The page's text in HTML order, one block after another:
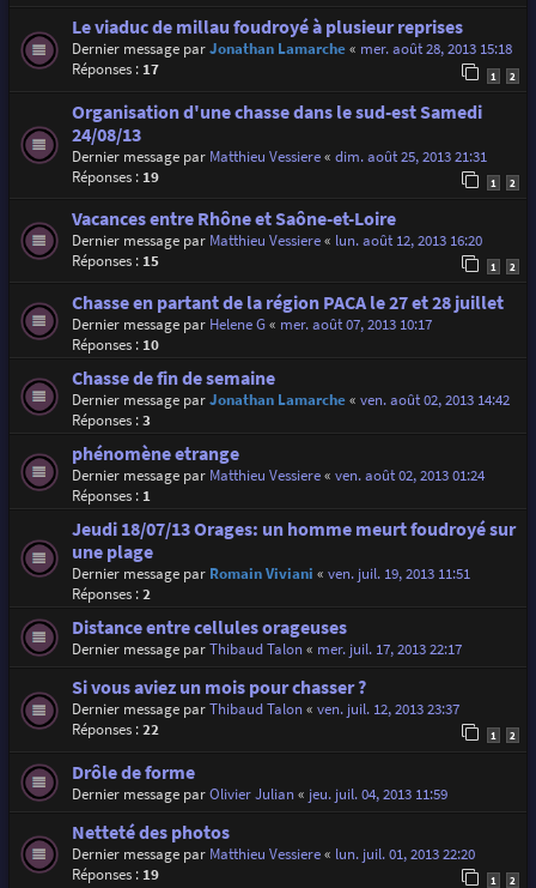
Le viaduc de millau foudroyé à plusieur reprises
Dernier message parJonathan Lamarche« mer. août 28, 2013 15:18
Réponses : 17 1 2
Organisation d'une chasse dans le sud-est Samedi
24/08/13
Dernier message par Matthieu Vessiere« dim. août 25, 2013 21:31
Réponses : 19 1 2
Vacances entre Rhône et Saône-et-Loire
Dernier message par Matthieu Vessiere« lun. août 12, 2013 16:20
Réponses : 15 1 2
Chasse en partant de la région PACA le 27 et 28 juillet
Dernier message par Helene G« mer. août 07, 2013 10:17
Réponses : 10
Chasse de fin de semaine
Dernier message parJonathan Lamarche« ven. août 02, 2013 14:42
Réponses :3
phénomène etrange
Dernier message par Matthieu Vessiere« ven. août 02, 2013 01:24
Réponses : 1
Jeudi 18/07/13 Orages: un homme meurt foudroyé sur
une plage
Dernier message par Romain Viviani « ven. juil. 19, 2013 11:51
Réponses :2
Distance entre cellules orageuses
Dernier message parThibaud Talon« mer. juil. 17, 2013 22:17
Si vous aviez un mois pour chasser ?
Dernier message parThibaud Talon« ven. juil. 12, 2013 23:37
Réponses :22 1 2
Drôle de forme
Dernier message parOlivier Julian« jeu. juil. 04, 2013 11:59
Netteté des photos
Dernier message par Matthieu Vessiere« lun. juil. 01, 2013 22:20
Réponses : 19 1 2